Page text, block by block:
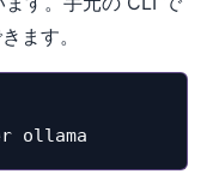
ます。
ollama